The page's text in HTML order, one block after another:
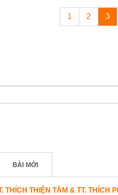
và đổi tên Chùa Trúc Lâm
lệ đã hoàn thành vào ngày 22/12/
1 2 3
BÀI MỚI
THÍCH THIỆN TÂM & TT. THÍCH